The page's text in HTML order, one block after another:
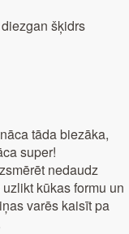
šķidrs
tāda biezāka,
super!
nedaudz
kūkas formu un
varēs kaisīt pa